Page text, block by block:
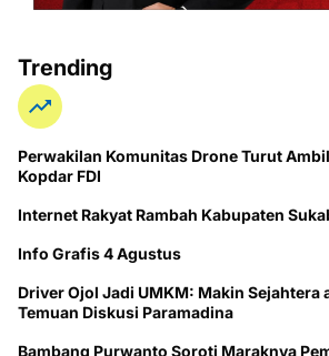
Trending
Perwakilan Komunitas Drone Turut
Kopdar FDI
Internet Rakyat Rambah Kabupaten
Info Grafis 4 Agustus
Driver Ojol Jadi UMKM: Makin Sejahtera
Temuan Diskusi Paramadina
Bambang Purwanto Soroti Maraknya